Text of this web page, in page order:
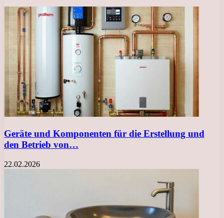
Geräte und Komponenten für die Erstellung und
den Betrieb von…
22.02.2026